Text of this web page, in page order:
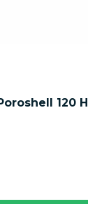
120